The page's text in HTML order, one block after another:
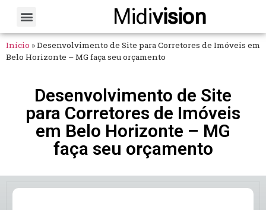
Midivision
Início »Desenvolvimento de Site para Corretores de Imóveis em
Belo Horizonte – MG faça seu orçamento
Desenvolvimento de Site
para Corretores de Imóveis
em Belo Horizonte – MG
faça seu orçamento